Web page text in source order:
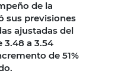
de la
sus previsiones
ajustadas del
3.48 a 3.54
de 51%